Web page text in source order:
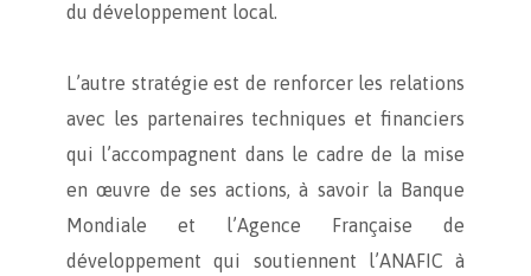
du développement local.
L’autre stratégie est de renforcer les relations
avec les partenaires techniques et financiers
qui l’accompagnent dans le cadre de la mise
en œuvre de ses actions, à savoir la Banque
Mondiale et l’Agence Française de
développement qui soutiennent l’ANAFIC à